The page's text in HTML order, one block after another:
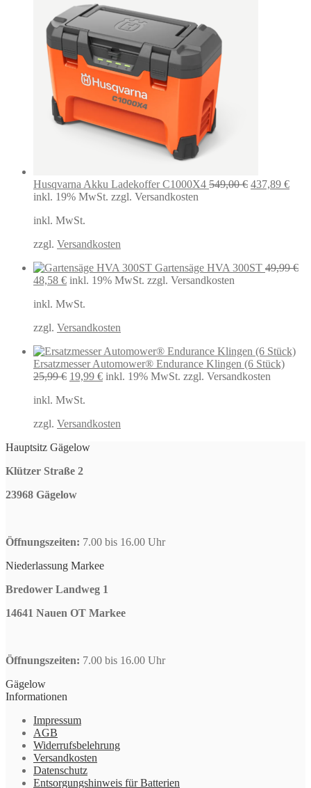
Husqvarna Akku Ladekoffer C1000X4 549,00€ 437,89 €
inkl. 19% MwSt. zzgl. Versandkosten
inkl. MwSt.
zzgl. Versandkosten
Gartensäge HVA 300ST 49,99€
Ursprünglicher
war:
48,58 €Aktueller
ist:
inkl. 19% MwSt. zzgl. Versandkosten
inkl. MwSt.
zzgl. Versandkosten
Ersatzmesser Automower® Endurance Klingen (6 Stück)
25,99€ Ursprünglicher
war:
19,99 €Aktueller
inkl. 19% MwSt. zzgl. Versandkosten
inkl. MwSt.
zzgl. Versandkosten
Hauptsitz Gägelow
Klützer Straße 2
23968 Gägelow
Öffnungszeiten: 7.00 bis 16.00 Uhr
Niederlassung Markee
Bredower Landweg 1
14641 Nauen OT Markee
Öffnungszeiten: 7.00 bis 16.00 Uhr
Gägelow
Informationen
Impressum
AGB
Widerrufsbelehrung
Versandkosten
Datenschutz
Entsorgungshinweis für Batterien